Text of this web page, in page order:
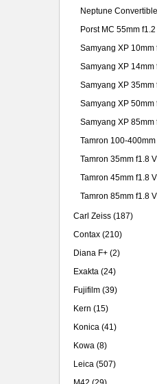
Neptune Convertible
Porst MC 55mm f1.2
Samyang XP 10mm
Samyang XP 14mm
Samyang XP 35mm
Samyang XP 50mm
Samyang XP 85mm
Tamron 100-
Tamron 35mm f1.8
Tamron 45mm f1.8
Tamron 85mm f1.8
Carl Zeiss (187)
Contax (210)
Diana F+ (2)
Exakta (24)
Fujifilm (39)
Kern (15)
Konica (41)
Kowa (8)
Leica (507)